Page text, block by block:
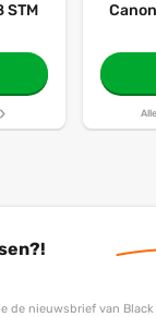
STM
de nieuwsbrief van